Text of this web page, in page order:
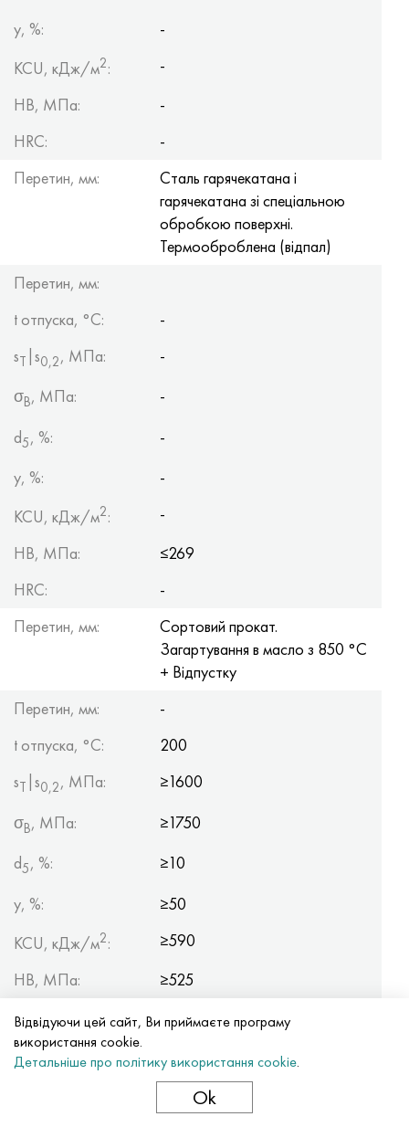
y, %:
-
KCU, кДж/м2:
-
HB, МПа:
-
HRC:
-
Перетин, мм:
Сталь гарячекатана і
гарячекатана зі спеціальною
обробкою поверхні.
Термооброблена (відпал)
Перетин, мм:
t отпуска, °C:
-
sТ |s0,2, МПа:
-
σB, МПа:
-
d5, %:
-
y, %:
-
KCU, кДж/м2:
-
HB, МПа:
≤269
HRC:
-
Перетин, мм:
Сортовий прокат.
Загартування в масло з 850 °С
+ Відпустку
Перетин, мм:
-
t отпуска, °C:
200
sТ |s0,2, МПа:
≥1600
σB, МПа:
≥1750
d5, %:
≥10
y, %:
≥50
KCU, кДж/м2:
≥590
HB, МПа:
≥525
HRC:
-
Перетин, мм:
Градація показників
властивостей готових
термооброблених деталей по
Відвідуючи цей сайт, Ви приймаєте програму
використання cookie.
Детальніше про політику використання cookie.
Ok